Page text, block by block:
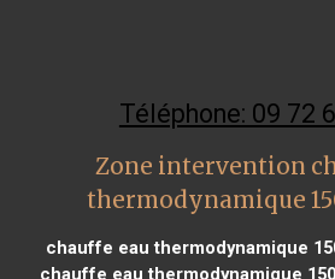
Téléphone: 09 72
Zone intervention
thermodynamique
chauffe eau thermodynamique
chauffe eau thermodynamique